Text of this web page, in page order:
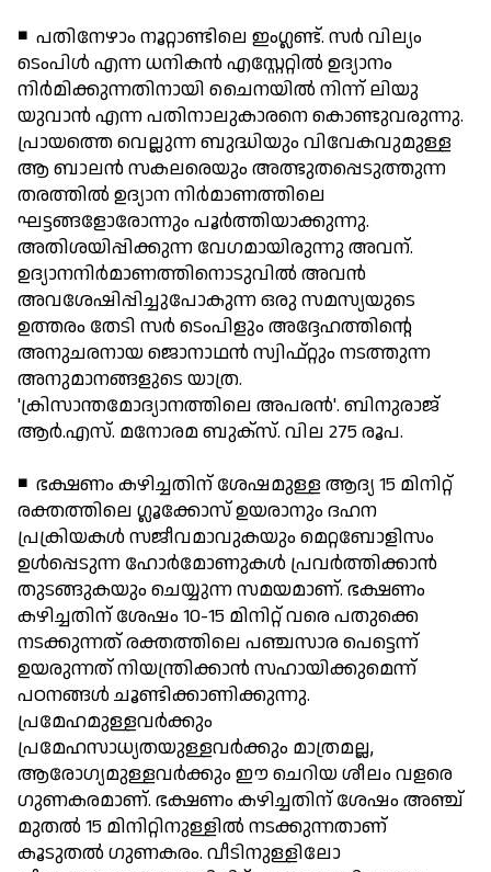
◾ പതിനേഴാം നൂറ്റാണ്ടിലെ ഇംഗ്ലണ്ട്. സര്‍ വില്യം
ടെംപിള്‍ എന്ന ധനികന്‍ എസ്റ്റേറ്റില്‍ ഉദ്യാനം
നിര്‍മിക്കുന്നതിനായി ചൈനയില്‍ നിന്ന് ലിയു
യുവാന്‍ എന്ന പതിനാലുകാരനെ കൊണ്ടുവരുന്നു.
പ്രായത്തെ വെല്ലുന്ന ബുദ്ധിയും വിവേകവുമുള്ള
ആ ബാലന്‍ സകലരെയും അത്ഭുതപ്പെടുത്തുന്ന
തരത്തില്‍ ഉദ്യാന നിര്‍മാണത്തിലെ
ഘട്ടങ്ങളോരോന്നും പൂര്‍ത്തിയാക്കുന്നു.
അതിശയിപ്പിക്കുന്ന വേഗമായിരുന്നു അവന്.
ഉദ്യാനനിര്‍മാണത്തിനൊടുവില്‍ അവന്‍
അവശേഷിപ്പിച്ചുപോകുന്ന ഒരു സമസ്യയുടെ
ഉത്തരം തേടി സര്‍ ടെംപിളും അദ്ദേഹത്തിന്റെ
അനുചരനായ ജൊനാഥന്‍ സ്വിഫ്റ്റും നടത്തുന്ന
അനുമാനങ്ങളുടെ യാത്ര.
'ക്രിസാന്തമോദ്യാനത്തിലെ അപരന്‍'. ബിനുരാജ്
ആര്‍.എസ്. മനോരമ ബുക്സ്. വില 275 രൂപ.
◾ ഭക്ഷണം കഴിച്ചതിന് ശേഷമുള്ള ആദ്യ 15 മിനിറ്റ്
രക്തത്തിലെ ഗ്ലൂക്കോസ് ഉയരാനും ദഹന
പ്രക്രിയകള്‍ സജീവമാവുകയും മെറ്റബോളിസം
ഉള്‍പ്പെടുന്ന ഹോര്‍മോണുകള്‍ പ്രവര്‍ത്തിക്കാന്‍
തുടങ്ങുകയും ചെയ്യുന്ന സമയമാണ്. ഭക്ഷണം
കഴിച്ചതിന് ശേഷം 10-15 മിനിറ്റ് വരെ പതുക്കെ
നടക്കുന്നത് രക്തത്തിലെ പഞ്ചസാര പെട്ടെന്ന്
ഉയരുന്നത് നിയന്ത്രിക്കാന്‍ സഹായിക്കുമെന്ന്
പഠനങ്ങള്‍ ചൂണ്ടിക്കാണിക്കുന്നു.
പ്രമേഹമുള്ളവര്‍ക്കും
പ്രമേഹസാധ്യതയുള്ളവര്‍ക്കും മാത്രമല്ല,
ആരോഗ്യമുള്ളവര്‍ക്കും ഈ ചെറിയ ശീലം വളരെ
ഗുണകരമാണ്. ഭക്ഷണം കഴിച്ചതിന് ശേഷം അഞ്ച്
മുതല്‍ 15 മിനിറ്റിനുള്ളില്‍ നടക്കുന്നതാണ്
കൂടുതല്‍ ഗുണകരം. വീടിനുള്ളിലോ